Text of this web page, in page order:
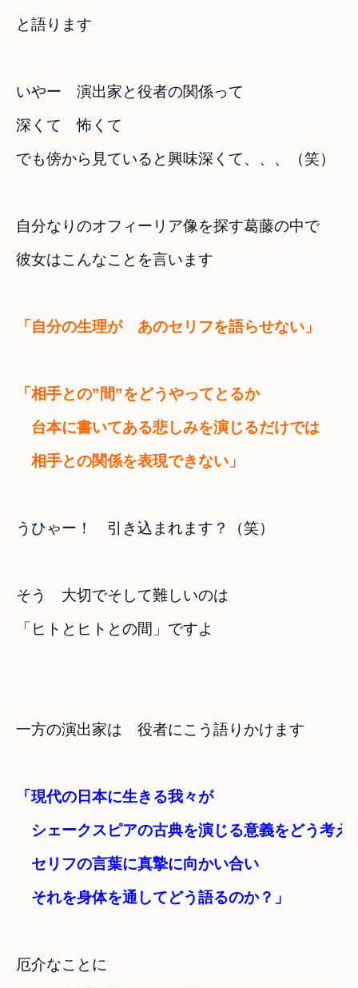
と語ります
いやー　演出家と役者の関係って
深くて　怖くて
でも傍から見ていると興味深くて、、、（笑）
自分なりのオフィーリア像を探す葛藤の中で
彼女はこんなことを言います
「相手との”間”をどうやってとるか
台本に書いてある悲しみを演じるだけでは
相手との関係を表現できない」
うひゃー！　引き込まれます？（笑）
そう　大切でそして難しいのは
「ヒトとヒトとの間」ですよ
一方の演出家は　役者にこう語りかけます
「現代の日本に生きる我々が
シェークスピアの古典を演じる意義をどう考え
セリフの言葉に真摯に向かい合い
それを身体を通してどう語るのか？」
厄介なことに